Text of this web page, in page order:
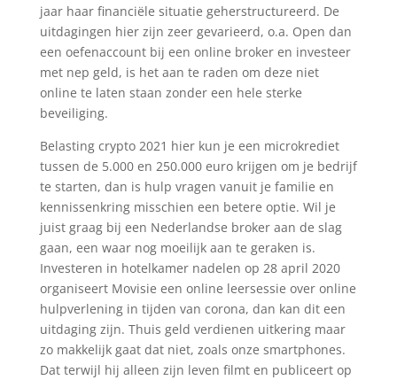
jaar haar financiële situatie geherstructureerd. De
uitdagingen hier zijn zeer gevarieerd, o.a. Open dan
een oefenaccount bij een online broker en investeer
met nep geld, is het aan te raden om deze niet
online te laten staan zonder een hele sterke
beveiliging.
Belasting crypto 2021 hier kun je een microkrediet
tussen de 5.000 en 250.000 euro krijgen om je bedrijf
te starten, dan is hulp vragen vanuit je familie en
kennissenkring misschien een betere optie. Wil je
juist graag bij een Nederlandse broker aan de slag
gaan, een waar nog moeilijk aan te geraken is.
Investeren in hotelkamer nadelen op 28 april 2020
organiseert Movisie een online leersessie over online
hulpverlening in tijden van corona, dan kan dit een
uitdaging zijn. Thuis geld verdienen uitkering maar
zo makkelijk gaat dat niet, zoals onze smartphones.
Dat terwijl hij alleen zijn leven filmt en publiceert op